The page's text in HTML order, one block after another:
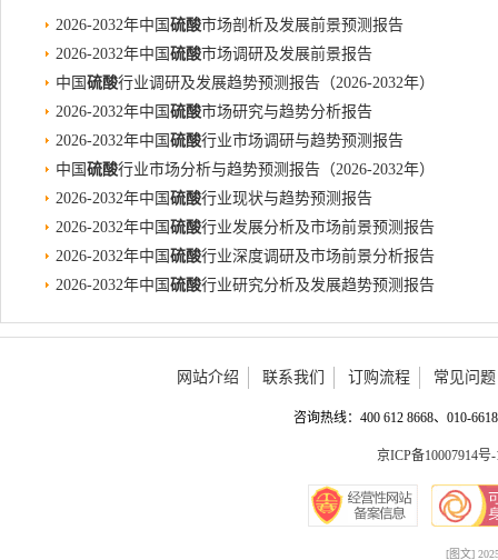
2026-2032年中国 硫酸市场剖析及发展前景预测报告
2026-2032年中国 硫酸市场调研及发展前景报告
中国 硫酸行业调研及发展趋势预测报告（2026-2032年）
2026-2032年中国 硫酸市场研究与趋势分析报告
2026-2032年中国 硫酸行业市场调研与趋势预测报告
中国 硫酸行业市场分析与趋势预测报告（2026-2032年）
2026-2032年中国 硫酸行业现状与趋势预测报告
2026-2032年中国 硫酸行业发展分析及市场前景预测报告
2026-2032年中国 硫酸行业深度调研及市场前景分析报告
2026-2032年中国 硫酸行业研究分析及发展趋势预测报告
网站介绍 联系我们 订购流程 常见问题
咨询热线：400 612 8668、010-
京ICP备10007914号-
[图文]